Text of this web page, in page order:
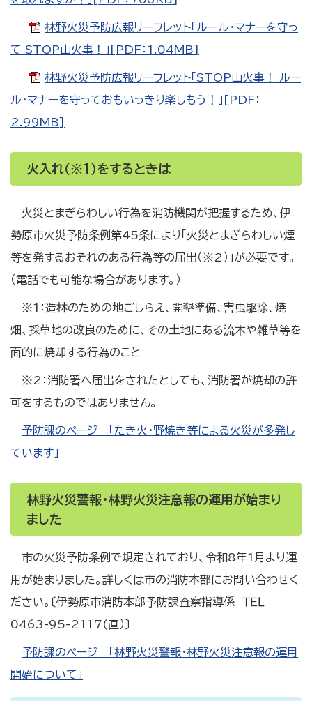
林野火災予防広報リーフレット「ルール・マナーを守っ
て STOP山火事！」[PDF：1.04MB]
林野火災予防広報リーフレット「STOP山火事！ ルー
ル・マナーを守っておもいっきり楽しもう！」[PDF：
2.99MB]
火入れ（※1）をするときは
火災とまぎらわしい行為を消防機関が把握するため、伊
勢原市火災予防条例第45条により「火災とまぎらわしい煙
等を発するおそれのある行為等の届出（※2）」が必要です。
（電話でも可能な場合があります。）
※1：造林のための地ごしらえ、開墾準備、害虫駆除、焼
畑、採草地の改良のために、その土地にある流木や雑草等を
面的に焼却する行為のこと
※2：消防署へ届出をされたとしても、消防署が焼却の許
可をするものではありません。
予防課のページ 「たき火・野焼き等による火災が多発し
ています」
林野火災警報・林野火災注意報の運用が始まり
ました
市の火災予防条例で規定されており、令和8年1月より運
用が始まりました。詳しくは市の消防本部にお問い合わせく
ださい。〔伊勢原市消防本部予防課査察指導係 ＴＥＬ
0463-95-2117(直）〕
予防課のページ 「林野火災警報・林野火災注意報の運用
開始について」